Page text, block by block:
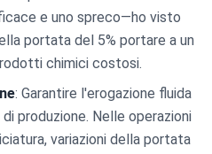
e uno spreco—ho visto
portata del 5% portare a un
chimici costosi.
: Garantire l'erogazione fluida
produzione. Nelle operazioni
variazioni della portata